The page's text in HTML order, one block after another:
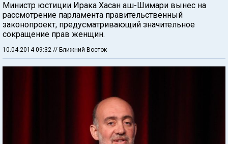
Министр юстиции Ирака Хасан аш-Шимари вынес на
рассмотрение парламента правительственный
законопроект, предусматривающий значительное
сокращение прав женщин.
10.04.2014 09:32 // Ближний Восток